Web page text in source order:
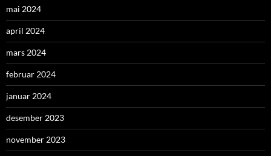
mai 2024
april 2024
mars 2024
februar 2024
januar 2024
desember 2023
november 2023